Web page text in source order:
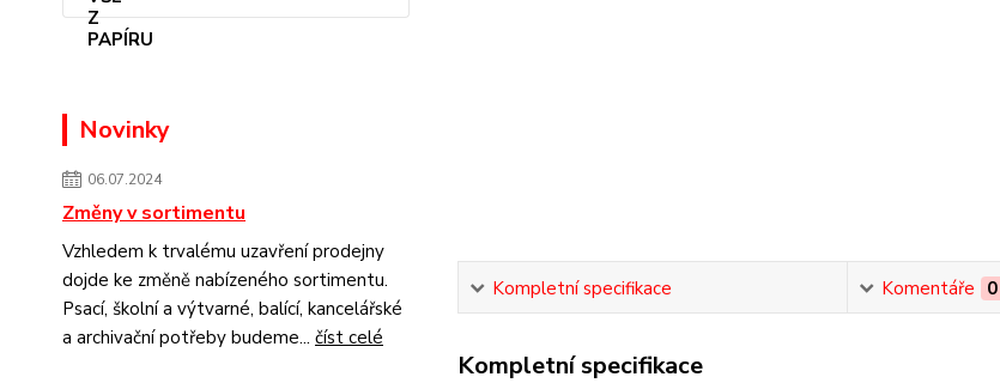
Novinky
06.07.2024
Změny v sortimentu
Vzhledem k trvalému uzavření prodejny
dojde ke změně nabízeného sortimentu.
Psací, školní a výtvarné, balící, kancelářské
a archivační potřeby budeme... číst celé
Kompletní specifikace Komentáře 0
Kompletní specifikace